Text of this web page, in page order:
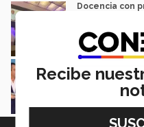
Docencia con
Isabel Martínez
Mérito
Recibe